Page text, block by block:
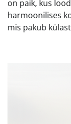
on paik, kus
harmoonilises
mis pakub